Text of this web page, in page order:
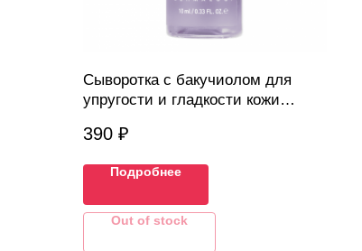
Сыворотка с бакучиолом для
упругости и гладкости кожи
390 ₽
Подробнее
Out of stock